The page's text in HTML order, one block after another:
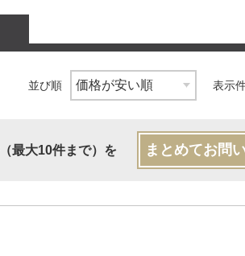
並び順 表示
最大10件まで）を まとめてお問